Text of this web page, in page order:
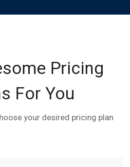
Pricing
For You
your desired pricing plan